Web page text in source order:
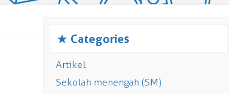
s Categories
Artikel
Sekolah menengah (SM)